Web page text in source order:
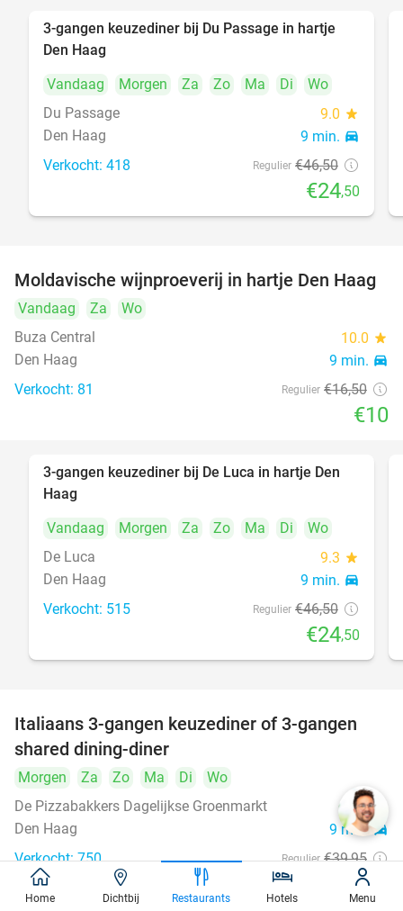
47%
3-gangen keuzediner bij Du Passage in hartje
Den Haag
Vandaag
Morgen Za Zo Ma Di
Wo
Du Passage
9.0 star
Den Haag 9 min. directions_car
Verkocht: 418 Regulier €46,50
€24,50
39%
Moldavische wijnproeverij in hartje Den Haag
Vandaag Za
Wo
Buza Central
10.0 star
Den Haag 9 min. directions_car
Verkocht: 81 Regulier €16,50
€10
47%
3-gangen keuzediner bij De Luca in hartje Den
Haag
Vandaag
Morgen Za Zo Ma Di
Wo
De Luca
9.3 star
Den Haag 9 min. directions_car
Verkocht: 515 Regulier €46,50
€24,50
50%
Italiaans 3-gangen keuzediner of 3-gangen
shared dining-diner
Morgen Za Zo Ma Di
Wo
De Pizzabakkers Dagelijkse Groenmarkt
8.6star
Den Haag 9 min.directions_car
Verkocht: 750 Regulier €39,95
€19
Home Dichtbij Restaurants Hotels Menu